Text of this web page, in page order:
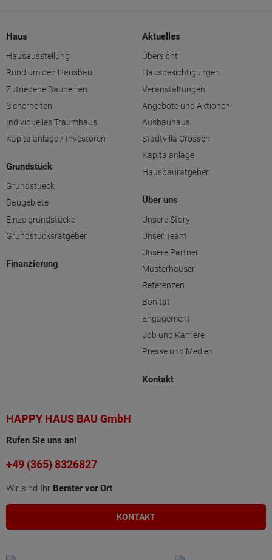
Haus
Hausausstellung
Rund um den Hausbau
Zufriedene Bauherren
Sicherheiten
Individuelles Traumhaus
Kapitalanlage / Investoren
Grundstück
Grundstueck
Baugebiete
Einzelgrundstücke
Grundstücksratgeber
Finanzierung
Aktuelles
Übersicht
Hausbesichtigungen
Veranstaltungen
Angebote und Aktionen
Ausbauhaus
Stadtvilla Crossen
Kapitalanlage
Hausbauratgeber
Über uns
Unsere Story
Unser Team
Unsere Partner
Musterhäuser
Referenzen
Bonität
Engagement
Job und Karriere
Presse und Medien
Kontakt
HAPPY HAUS BAU GmbH
Rufen Sie uns an!
+49 (365) 8326827
Wir sind Ihr Berater vor Ort
KONTAKT